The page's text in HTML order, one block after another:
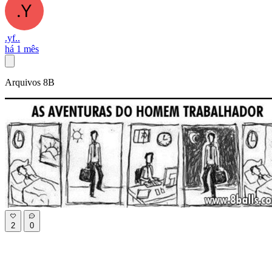
.yf..
há 1 mês
Arquivos 8B
2 0